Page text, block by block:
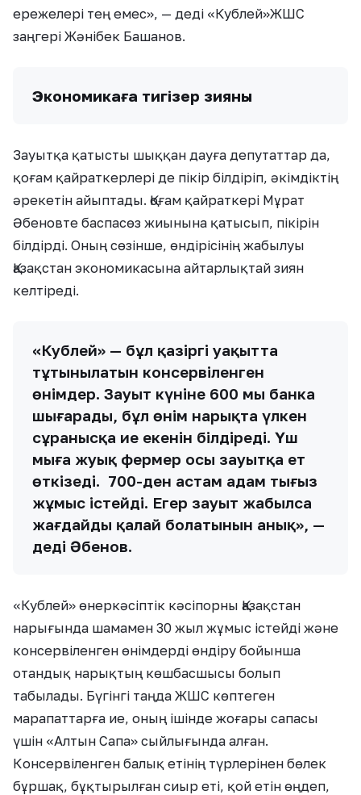
ережелері тең емес», — деді «Кублей»ЖШС
заңгері Жәнібек Башанов.
Экономикаға тигізер зияны
Зауытқа қатысты шыққан дауға депутаттар да,
қоғам қайраткерлері де пікір білдіріп, әкімдіктің
әрекетін айыптады. Қоғам қайраткері Мұрат
Әбеновте баспасөз жиынына қатысып, пікірін
білдірді. Оның сөзінше, өндірісінің жабылуы
Қазақстан экономикасына айтарлықтай зиян
келтіреді.
«Кублей» — бұл қазіргі уақытта
тұтынылатын консервіленген
өнімдер. Зауыт күніне 600 мың банка
шығарады, бұл өнім нарықта үлкен
сұранысқа ие екенін білдіреді. Үш
мыңға жуық фермер осы зауытқа ет
өткізеді. 700-ден астам адам тығыз
жұмыс істейді. Егер зауыт жабылса
жағдайдың қалай болатынын анық», —
деді Әбенов.
«Кублей» өнеркәсіптік кәсіпорны Қазақстан
нарығында шамамен 30 жыл жұмыс істейді және
консервіленген өнімдерді өндіру бойынша
отандық нарықтың көшбасшысы болып
табылады. Бүгінгі таңда ЖШС көптеген
марапаттарға ие, оның ішінде жоғары сапасы
үшін «Алтын Сапа» сыйлығында алған.
Консервіленген балық етінің түрлерінен бөлек
бұршақ, бұқтырылған сиыр еті, қой етін өңдеп,